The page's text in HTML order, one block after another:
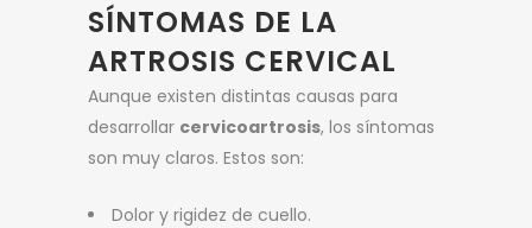
SÍNTOMAS DE LA
ARTROSIS CERVICAL
Aunque existen distintas causas para
desarrollar cervicoartrosis, los síntomas
son muy claros. Estos son:
Dolor y rigidez de cuello.